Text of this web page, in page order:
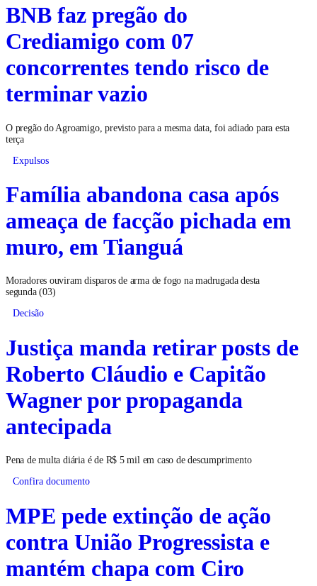
BNB faz pregão do
Crediamigo com 07
concorrentes tendo risco de
terminar vazio
O pregão do Agroamigo, previsto para a mesma data, foi adiado para esta
terça
Expulsos
Família abandona casa após
ameaça de facção pichada em
muro, em Tianguá
Moradores ouviram disparos de arma de fogo na madrugada desta
segunda (03)
Decisão
Justiça manda retirar posts de
Roberto Cláudio e Capitão
Wagner por propaganda
antecipada
Pena de multa diária é de R$ 5 mil em caso de descumprimento
Confira documento
MPE pede extinção de ação
contra União Progressista e
mantém chapa com Ciro